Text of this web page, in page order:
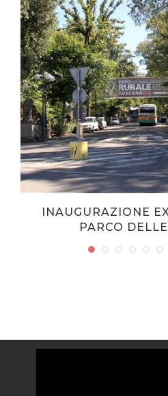
INAUGURAZIONE
PARCO